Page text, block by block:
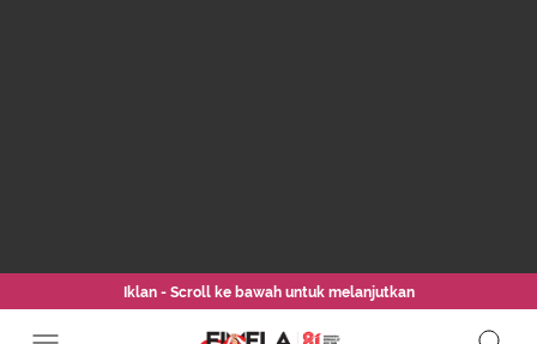
Iklan - Scroll ke bawah untuk melanjutkan